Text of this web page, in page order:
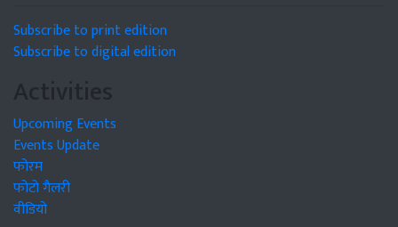
Subscribe to print edition
Subscribe to digital edition
Activities
Upcoming Events
Events Update
फोरम
फोटो गैलरी
वीडियो